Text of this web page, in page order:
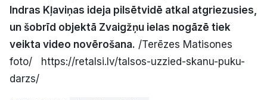
Par mums
Kontakti
Ziņo redakcijai
Indras Kļaviņas ideja pilsētvidē atkal atgriezusies,
un šobrīd objektā Zvaigžņu ielas nogāzē tiek
veikta video novērošana. /Terēzes Matisones
foto/ https://retalsi.lv/talsos-uzzied-skanu-puku-
darzs/